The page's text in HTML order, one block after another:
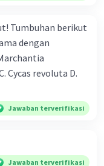
Tumbuhan berikut
dengan
Cycas revoluta D.
Jawaban terverifikasi
Jawaban terverifikasi